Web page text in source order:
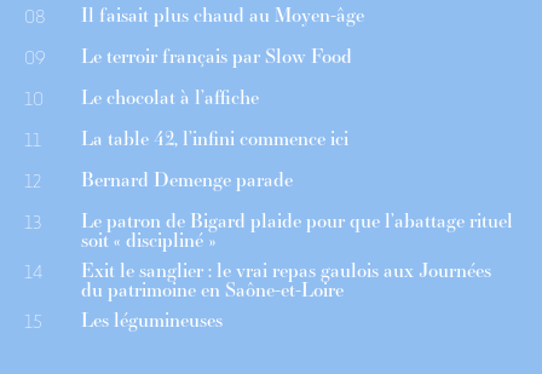
08 Il faisait plus chaud au Moyen-âge
09 Le terroir français par Slow Food
10 Le chocolat à l’affiche
11 La table 42, l’infini commence ici
12 Bernard Demenge parade
13 Le patron de Bigard plaide pour que l’abattage rituel
soit « discipliné »
14 Exit le sanglier : le vrai repas gaulois aux Journées
du patrimoine en Saône-et-Loire
15 Les légumineuses